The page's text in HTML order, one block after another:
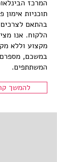
המרכז
תוכניות אימון
בהתאם לצרכים
הלקוח. אנו
מקצוע וללא
במשכם,
המשתתפים.
להמשך